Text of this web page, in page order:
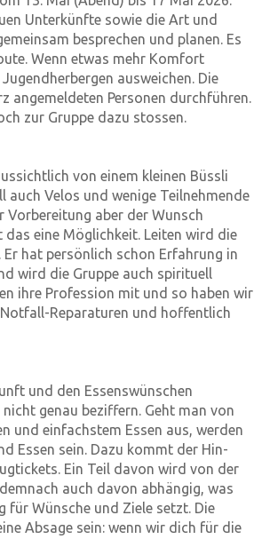
Unterkünfte sowie die Art und
besprechen und planen. Es
Wenn etwas mehr Komfort
ausweichen. Die
angemeldeten Personen durchführen.
zur Gruppe dazu stossen.
von einem kleinen Büssli
Velos und wenige Teilnehmende
aber der Wunsch
eine Möglichkeit. Leiten wird die
hat persönlich schon Erfahrung in
wird die Gruppe auch spirituell
ihre Profession mit und so haben wir
Reparaturen und hoffentlich
und den Essenswünschen
genau beziffern. Geht man von
und einfachstem Essen aus, werden
Essen sein. Dazu kommt der Hin-
Ein Teil davon wird von der
auch davon abhängig, was
für Wünsche und Ziele setzt. Die
Absage sein: wenn wir dich für die